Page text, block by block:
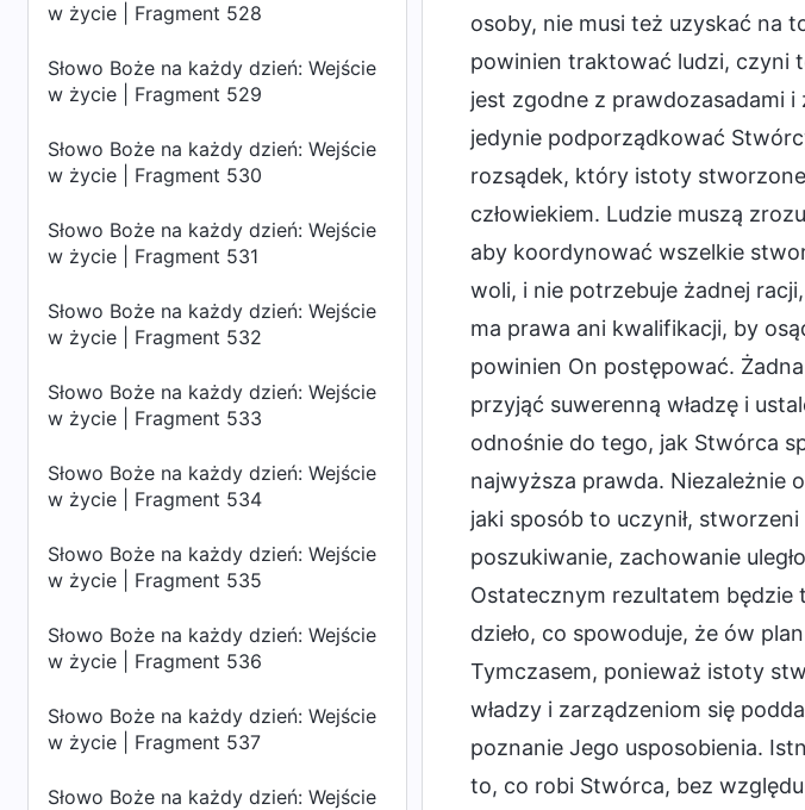
w życie | Fragment 528
Słowo Boże na każdy dzień: Wejście
w życie | Fragment 529
Słowo Boże na każdy dzień: Wejście
w życie | Fragment 530
Słowo Boże na każdy dzień: Wejście
w życie | Fragment 531
Słowo Boże na każdy dzień: Wejście
w życie | Fragment 532
Słowo Boże na każdy dzień: Wejście
w życie | Fragment 533
Słowo Boże na każdy dzień: Wejście
w życie | Fragment 534
Słowo Boże na każdy dzień: Wejście
w życie | Fragment 535
Słowo Boże na każdy dzień: Wejście
w życie | Fragment 536
Słowo Boże na każdy dzień: Wejście
w życie | Fragment 537
Słowo Boże na każdy dzień: Wejście
osoby, nie musi też uzyskać na
powinien traktować ludzi, czyni
jest zgodne z prawdozasadami
jedynie podporządkować
rozsądek, który istoty
człowiekiem. Ludzie muszą
aby koordynować wszelkie
woli, i nie potrzebuje żadnej
ma prawa ani kwalifikacji, by
powinien On postępować.
przyjąć suwerenną władzę i
odnośnie do tego, jak Stwórca
najwyższa prawda. Niezależnie
jaki sposób to uczynił,
poszukiwanie, zachowanie
Ostatecznym rezultatem będzie
dzieło, co spowoduje, że ów
Tymczasem, ponieważ istoty
władzy i zarządzeniom się
poznanie Jego usposobienia.
to, co robi Stwórca, bez